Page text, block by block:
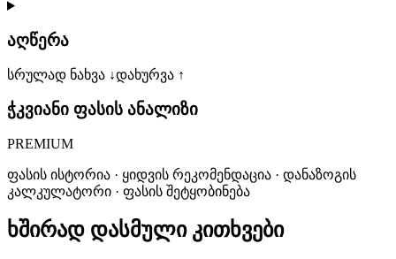
აღწერა
სრულად ნახვა ↓დახურვა ↑
ჭკვიანი ფასის ანალიზი
PREMIUM
ფასის ისტორია · ყიდვის რეკომენდაცია · დანაზოგის
კალკულატორი · ფასის შეტყობინება
ხშირად დასმული კითხვები